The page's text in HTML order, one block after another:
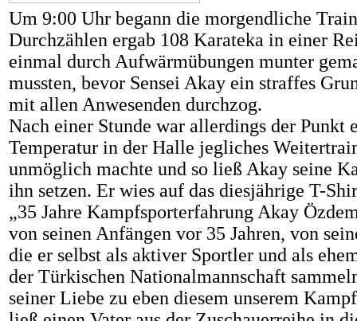
Um 9:00 Uhr begann die morgendliche
Durchzählen ergab 108 Karateka in einer
einmal durch Aufwärmübungen munter
mussten, bevor Sensei Akay ein straffes
mit allen Anwesenden durchzog.
Nach einer Stunde war allerdings der Punkt
Temperatur in der Halle jegliches
unmöglich machte und so ließ Akay seine
ihn setzen. Er wies auf das diesjährige T-
„35 Jahre Kampfsporterfahrung Akay
von seinen Anfängen vor 35 Jahren, von
die er selbst als aktiver Sportler und als
der Türkischen Nationalmannschaft
seiner Liebe zu eben diesem unserem